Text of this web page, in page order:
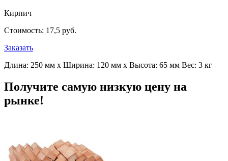
Кирпич
Стоимость: 17,5 руб.
Заказать
Длина: 250 мм x Ширина: 120 мм x Высота: 65 мм Вес: 3 кг
Получите самую низкую цену на
рынке!